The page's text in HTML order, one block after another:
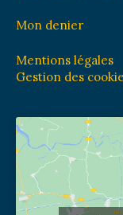
Mon denier
Mentions légales
Gestion des